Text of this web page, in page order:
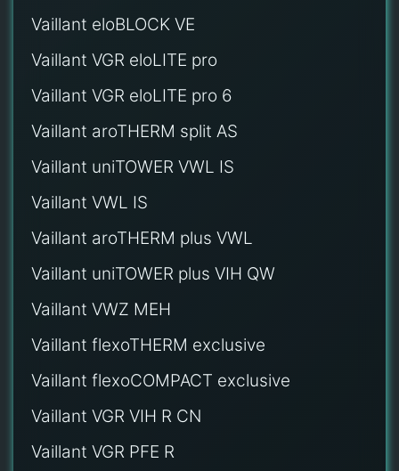
Vaillant eloBLOCK VE
Vaillant VGR eloLITE pro
Vaillant VGR eloLITE pro 6
Vaillant aroTHERM split AS
Vaillant uniTOWER VWL IS
Vaillant VWL IS
Vaillant aroTHERM plus VWL
Vaillant uniTOWER plus VIH QW
Vaillant VWZ MEH
Vaillant flexoTHERM exclusive
Vaillant flexoCOMPACT exclusive
Vaillant VGR VIH R CN
Vaillant VGR PFE R